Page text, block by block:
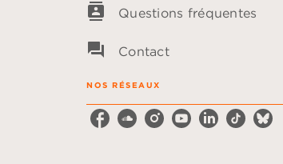
contacts Questions fréquentes
question_answer Contact
NOS RÉSEAUX